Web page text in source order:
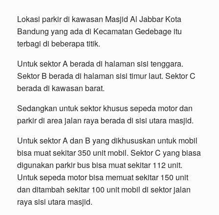
Lokasi parkir di kawasan Masjid Al Jabbar Kota
Bandung yang ada di Kecamatan Gedebage itu
terbagi di beberapa titik.
Untuk sektor A berada di halaman sisi tenggara.
Sektor B berada di halaman sisi timur laut. Sektor C
berada di kawasan barat.
Sedangkan untuk sektor khusus sepeda motor dan
parkir di area jalan raya berada di sisi utara masjid.
Untuk sektor A dan B yang dikhususkan untuk mobil
bisa muat sekitar 350 unit mobil. Sektor C yang biasa
digunakan parkir bus bisa muat sekitar 112 unit.
Untuk sepeda motor bisa memuat sekitar 150 unit
dan ditambah sekitar 100 unit mobil di sektor jalan
raya sisi utara masjid.